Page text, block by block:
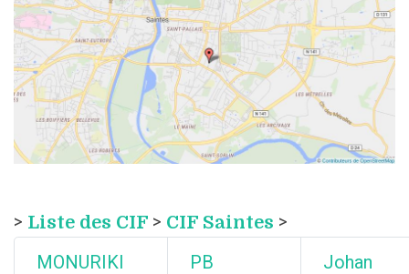
> Liste des CIF > CIF Saintes >
MONURIKI
PB
Johan